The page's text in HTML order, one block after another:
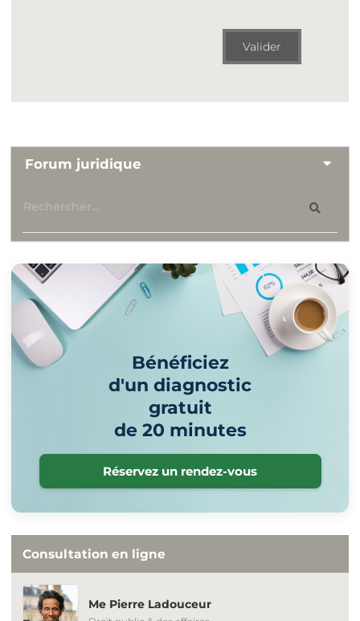
Valider
Forum juridique
Bénéficiez
d'un diagnostic
gratuit
de 20 minutes
Réservez un rendez-vous
Consultation en ligne
Me Pierre Ladouceur